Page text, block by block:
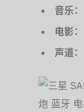
音乐：
电影：
声道：